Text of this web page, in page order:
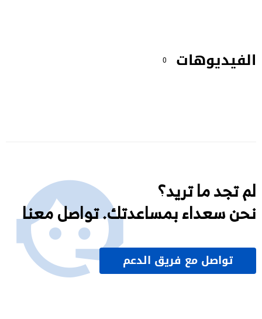
الفيديوهات 0
لم تجد ما تريد؟
نحن سعداء بمساعدتك. تواصل معنا
تواصل مع فريق الدعم